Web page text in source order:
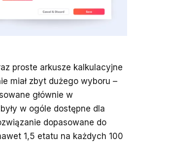
proste arkusze kalkulacyjne
miał zbyt dużego wyboru –
głównie w
w ogóle dostępne dla
dopasowane do
1,5 etatu na każdych 100